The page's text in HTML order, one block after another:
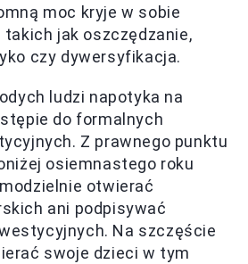
moc kryje w sobie
jak oszczędzanie,
czy dywersyfikacja.
ludzi napotyka na
do formalnych
Z prawnego punktu
osiemnastego roku
otwierać
ani podpisywać
Na szczęście
swoje dzieci w tym